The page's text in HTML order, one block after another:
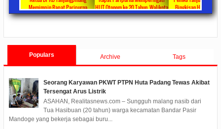
Memimpin Rapat Paripurna
Pengesahan Ranperda Perubahan
HUT Otonom ke 20 Tahun, Walikota
Rahma Paparkan Capaian
Bingkisan Hari Raya
Untuk Masyarakat
Populars Archive Tags
Seorang Karyawan PKWT PTPN Huta Padang Tewas Akibat
Tersengat Arus Listrik
ASAHAN, Realitasnews.com – Sungguh malang nasib dari
Tua Hasibuan (20 tahun) warga kecamatan Bandar Pasir
Mandoge yang bekerja sebagai buru...